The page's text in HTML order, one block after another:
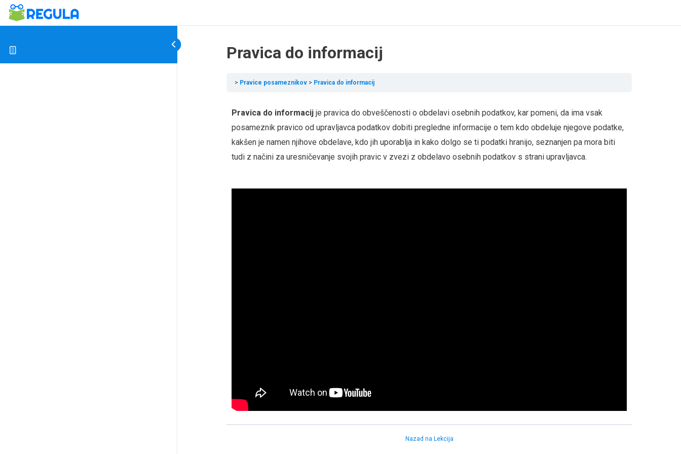
Pravica do informacij
Pravice posameznikov Pravica do informacij
Pravica do informacij je pravica do obveščenosti o obdelavi osebnih podatkov, kar pomeni, da ima vsak
posameznik pravico od upravljavca podatkov dobiti pregledne informacije o tem kdo obdeluje njegove podatke,
kakšen je namen njihove obdelave, kdo jih uporablja in kako dolgo se ti podatki hranijo, seznanjen pa mora biti
tudi z načini za uresničevanje svojih pravic v zvezi z obdelavo osebnih podatkov s strani upravljavca.
Nazad na Lekcija